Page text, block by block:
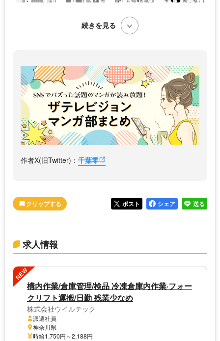
続きを見る
作者X(旧Twitter)： 千葉零
ポスト シェア 送る
求人情報
NEW
構内作業/倉庫管理/検品 冷凍倉庫内作業·フォー
クリフト運搬/日勤 残業少なめ
株式会社ウイルテック
派遣社員
神奈川県
時給1,750円～2,188円